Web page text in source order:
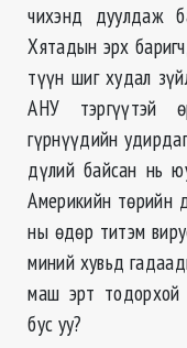
чихэнд дуулдаж
Хятадын эрх
түүн шиг худал
АНУ тэргүүтэй
гүрнүүдийн
дүлий байсан нь
Америкийн төрийн
ны өдөр титэм
миний хувьд
маш эрт тодорхой
бус уу?